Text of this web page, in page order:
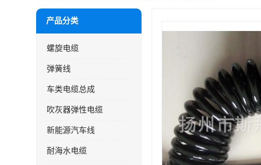
产品分类
螺旋电缆
弹簧线
车类电缆总成
吹灰器弹性电缆
新能源汽车线
耐海水电缆